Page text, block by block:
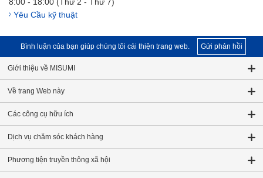
Yêu Cầu kỹ thuật
Bình luận của bạn giúp chúng tôi cải thiện trang web. Gửi phản hồi
Giới thiệu về MISUMI
Về trang Web này
Các công cụ hữu ích
Dịch vụ chăm sóc khách hàng
Phương tiện truyền thông xã hội